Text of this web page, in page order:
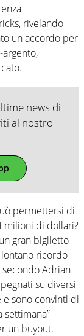
rivelando
un accordo per
news di
al nostro
permettersi di
milioni di dollari?
gran biglietto
ricordo
secondo Adrian
su diversi
sono convinti di
un buyout.